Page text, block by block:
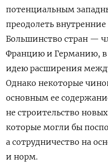
потенциальным
преодолеть внутренние
Большинство стран —
Францию и Германию,
идею расширения
Однако некоторые
основным ее
не строительство
которые могли бы
а сотрудничество на
и норм.